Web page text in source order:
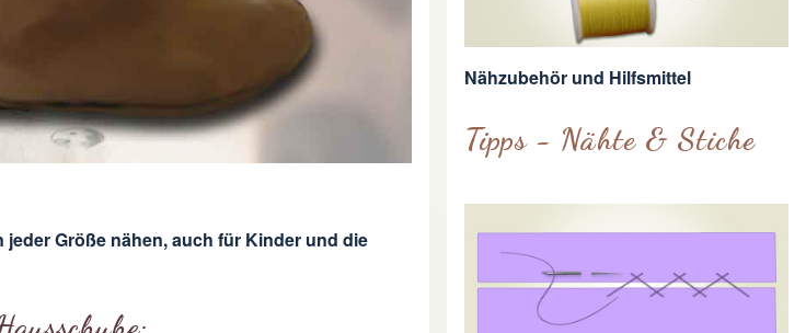
Größe nähen, auch für Kinder und die
Nähzubehör und Hilfsmittel
Tipps - Nähte & Stiche